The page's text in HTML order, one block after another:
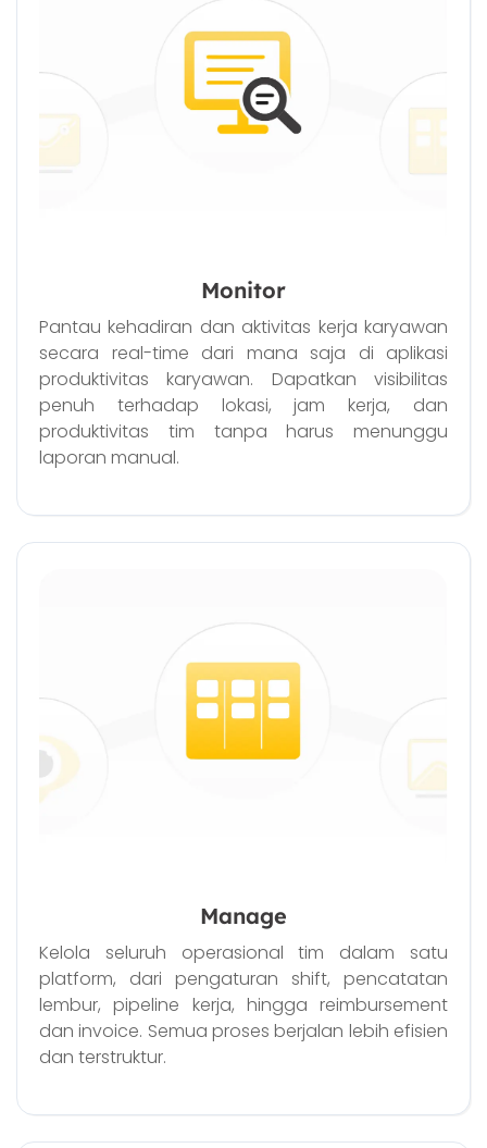
Monitor
Pantau kehadiran dan aktivitas kerja karyawan
secara real-time dari mana saja di aplikasi
produktivitas karyawan. Dapatkan visibilitas
penuh terhadap lokasi, jam kerja, dan
produktivitas tim tanpa harus menunggu
laporan manual.
Manage
Kelola seluruh operasional tim dalam satu
platform, dari pengaturan shift, pencatatan
lembur, pipeline kerja, hingga reimbursement
dan invoice. Semua proses berjalan lebih efisien
dan terstruktur.